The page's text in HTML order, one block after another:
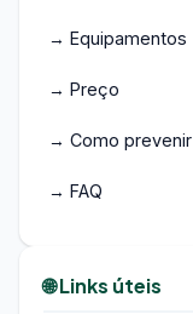
→ Equipamentos
→ Preço
→ Como prevenir
→ FAQ
🌐 Links úteis